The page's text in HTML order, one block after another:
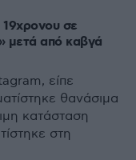
19χρονου σε
μετά από καβγά
είπε
θανάσιμα
κατάσταση
στη